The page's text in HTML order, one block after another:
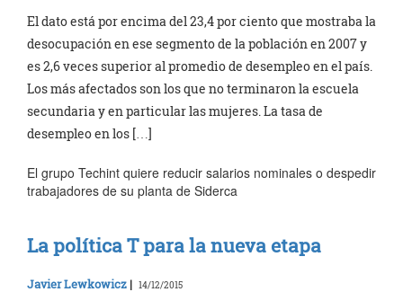
El dato está por encima del 23,4 por ciento que mostraba la
desocupación en ese segmento de la población en 2007 y
es 2,6 veces superior al promedio de desempleo en el país.
Los más afectados son los que no terminaron la escuela
secundaria y en particular las mujeres. La tasa de
desempleo en los […]
El grupo Techint quiere reducir salarios nominales o despedir
trabajadores de su planta de Siderca
La política T para la nueva etapa
Javier Lewkowicz | 14/12/2015